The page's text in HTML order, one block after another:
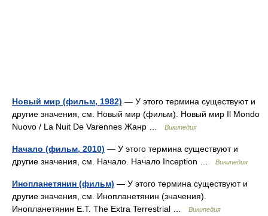
Новый мир (фильм, 1982) — У этого термина существуют и
другие значения, см. Новый мир (фильм). Новый мир Il Mondo
Nuovo / La Nuit De Varennes Жанр …
Википедия
Начало (фильм, 2010) — У этого термина существуют и
другие значения, см. Начало. Начало Inception …
Википедия
Инопланетянин (фильм) — У этого термина существуют и
другие значения, см. Инопланетянин (значения).
Инопланетянин E.T. The Extra Terrestrial …
Википедия